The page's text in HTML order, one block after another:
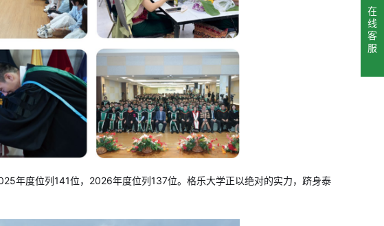
年度位列141位，2026年度位列137位。格乐大学正以绝对的实力，跻身泰
在
线
客
服